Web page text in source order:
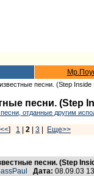
песни. (Step
песни. (Step
отданные другим
<<] 1 2 3
Еще>>
песни. (Step
Дата: 08.09.03